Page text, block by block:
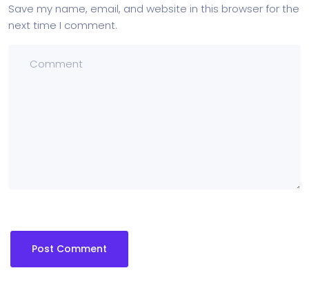
Save my name, email, and website in this browser for the
next time I comment.